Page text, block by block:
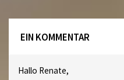
EIN KOMMENTAR
Hallo Renate,